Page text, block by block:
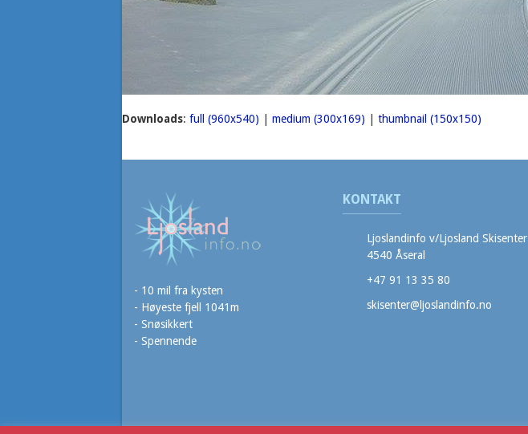
Downloads: full (960x540) medium (300x169) thumbnail (150x150)
- 10 mil fra kysten
- Høyeste fjell 1041m
- Snøsikkert
- Spennende
KONTAKT
Ljoslandinfo v/Ljosland Skisenter
4540 Åseral
+47 91 13 35 80
skisenter@ljoslandinfo.no